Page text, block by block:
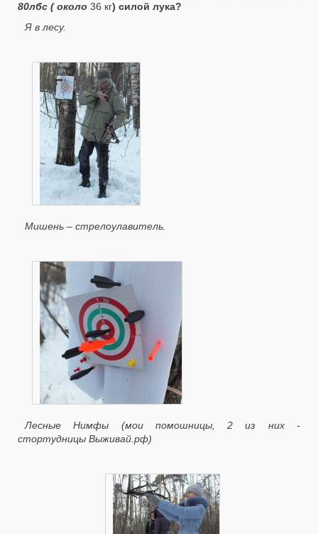
80лбс ( около 36 кг) силой лука?
Я в лесу.
Мишень – стрелоулавитель.
Лесные Нимфы (мои помошницы, 2 из них -
стортудницы Выживай.рф)